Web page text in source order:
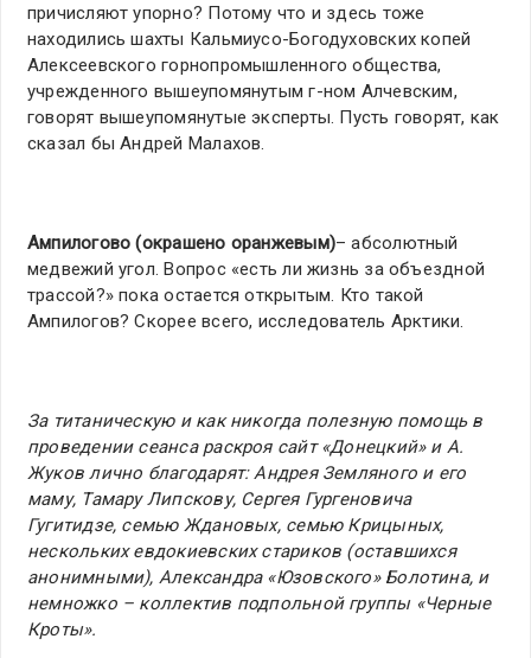
причисляют упорно? Потому что и здесь тоже
находились шахты Кальмиусо-Богодуховских копей
Алексеевского горнопромышленного общества,
учрежденного вышеупомянутым г-ном Алчевским,
говорят вышеупомянутые эксперты. Пусть говорят, как
сказал бы Андрей Малахов.
Ампилогово (окрашено оранжевым)– абсолютный
медвежий угол. Вопрос «есть ли жизнь за объездной
трассой?» пока остается открытым. Кто такой
Ампилогов? Скорее всего, исследователь Арктики.
За титаническую и как никогда полезную помощь в
проведении сеанса раскроя сайт «Донецкий» и А.
Жуков лично благодарят: Андрея Земляного и его
маму, Тамару Липскову, Сергея Гургеновича
Гугитидзе, семью Ждановых, семью Крицыных,
нескольких евдокиевских стариков (оставшихся
анонимными), Александра «Юзовского» Болотина, и
немножко – коллектив подпольной группы «Черные
Кроты».